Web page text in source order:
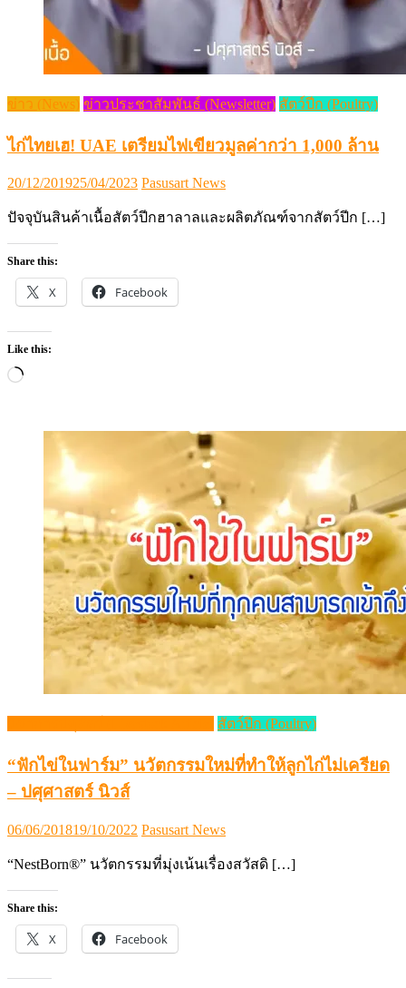
ข่าว (News) ข่าวประชาสัมพันธ์ (Newsletter) สัตว์ปีก (Poultry)
ไก่ไทยเฮ! UAE เตรียมไฟเขียวมูลค่ากว่า 1,000 ล้าน
Posted
20/12/201925/04/2023 Author
Pasusart News
ปัจจุบันสินค้าเนื้อสัตว์ปีกฮาลาลและผลิตภัณฑ์จากสัตว์ปีก […]
Share this:
X Facebook
Like this:
Loading…
สัตว์ปีก (Poultry)
“ฟักไข่ในฟาร์ม” นวัตกรรมใหม่ที่ทำให้ลูกไก่ไม่เครียด
– ปศุศาสตร์ นิวส์
Posted
06/06/201819/10/2022 Author
Pasusart News
“NestBorn®” นวัตกรรมที่มุ่งเน้นเรื่องสวัสดิ […]
Share this:
X Facebook